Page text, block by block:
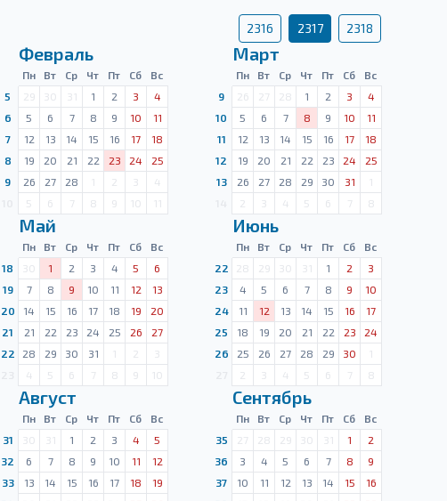
2316 2317 2318
Февраль
Пн Вт Ср Чт Пт Сб
Вс
5
29 30 31 1 2 3
4
6
5 6 7 8 9 10
11
7
12 13 14 15 16 17
18
8
19 20 21 22 23 24
25
9
26 27 28 1 2 3
4
5 6 7 8 9 10 11
Март
Пн Вт Ср Чт Пт Сб
Вс
9
26 27 28 1 2 3
4
10
5 6 7 8 9 10
11
11
12 13 14 15 16 17
18
12
19 20 21 22 23 24
25
13
26 27 28 29 30 31
1
2 3 4 5 6 7 8
Май
Пн Вт Ср Чт Пт Сб
Вс
18
30 1 2 3 4 5
6
19
7 8 9 10 11 12
13
20
14 15 16 17 18 19
20
21
21 22 23 24 25 26
27
22
28 29 30 31 1 2
3
4 5 6 7 8 9 10
Июнь
Пн Вт Ср Чт Пт Сб
Вс
22
28 29 30 31 1 2
3
23
4 5 6 7 8 9
10
24
11 12 13 14 15 16
17
25
18 19 20 21 22 23
24
26
25 26 27 28 29 30
1
2 3 4 5 6 7 8
Август
Пн Вт Ср Чт Пт Сб
Вс
31
30 31 1 2 3 4
5
32
6 7 8 9 10 11
12
33
13 14 15 16 17 18
19
Сентябрь
Пн Вт Ср Чт Пт Сб
Вс
35
27 28 29 30 31 1
2
36
3 4 5 6 7 8
9
37
10 11 12 13 14 15
16